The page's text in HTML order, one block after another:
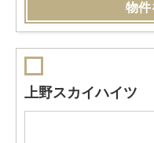
物件
上野スカイハイツ